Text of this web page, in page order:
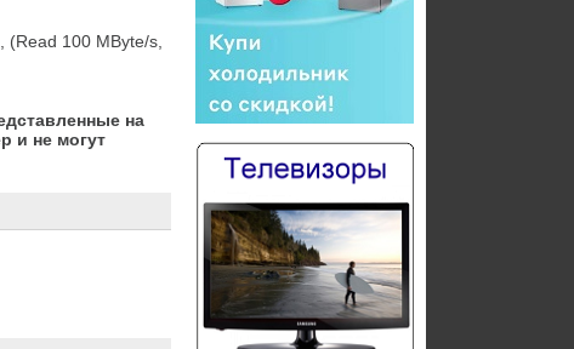
(Read 100 MByte/s,
на
и не могут